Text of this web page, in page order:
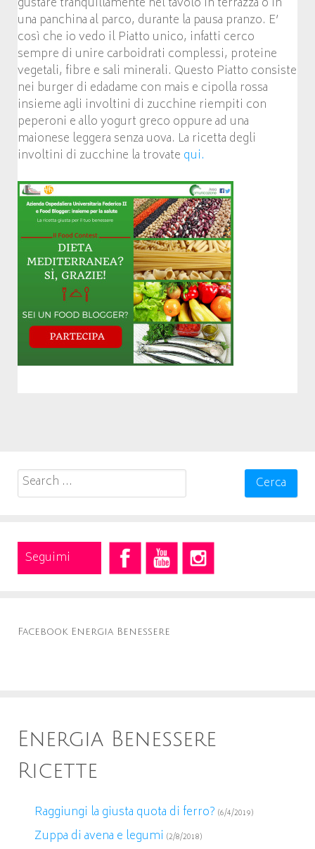
una panchina al parco, durante la pausa pranzo. E’
così che io vedo il Piatto unico, infatti cerco
sempre di unire carboidrati complessi, proteine
vegetali, fibre e sali minerali. Questo Piatto consiste
nei burger di edadame con mais e cipolla rossa
insieme agli involtini di zucchine riempiti con
peperoni e allo yogurt greco oppure ad una
maionese leggera senza uova. La ricetta degli
involtini di zucchine la trovate qui.
Search
for:
Seguimi
Facebook Energia Benessere
Energia Benessere
Ricette
Raggiungi la giusta quota di ferro? (6/4/2019)
Zuppa di avena e legumi (2/8/2018)